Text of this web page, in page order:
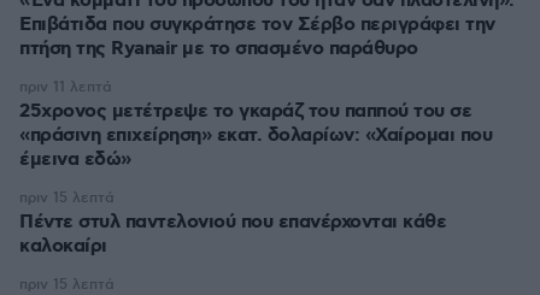
Επιβάτιδα που συγκράτησε τον Σέρβο περιγράφει την
πτήση της Ryanair με το σπασμένο παράθυρο
25χρονος μετέτρεψε το γκαράζ του παππού του σε
«πράσινη επιχείρηση» εκατ. δολαρίων: «Χαίρομαι που
έμεινα εδώ»
πριν 11 λεπτά
Πέντε στυλ παντελονιού που επανέρχονται κάθε
καλοκαίρι
πριν 15 λεπτά
πριν 15 λεπτά